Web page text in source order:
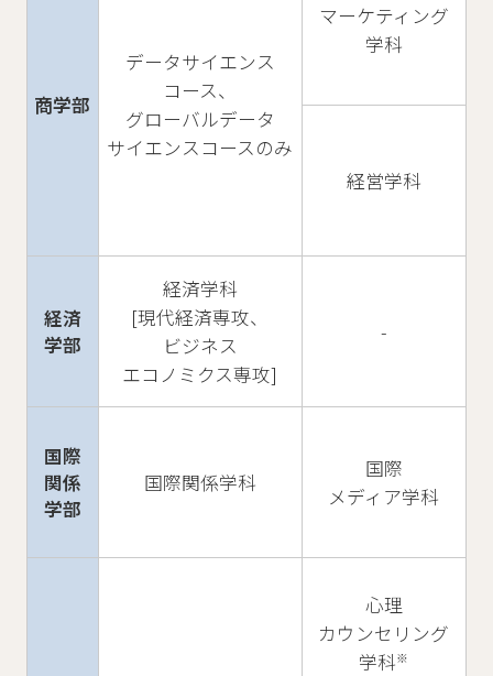
商学部
データサイエンス
コース、
グローバルデータ
サイエンスコースのみ
マーケティング
学科
経営学科
経済
学部
経済学科
[現代経済専攻、
ビジネス
エコノミクス専攻]
-
国際
関係
学部
国際関係学科
国際
メディア学科
心理
カウンセリング
学科※